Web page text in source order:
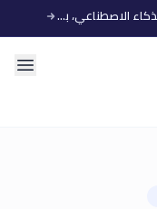
تقديم LeadOcean: توليد العملاء المحتملين بالذكاء الاصطناعي، بيانات منتقاة، توسع سهل